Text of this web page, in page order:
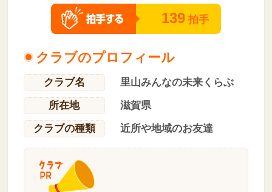
139 拍手
クラブのプロフィール
クラブ名
里山みんなの未来くらぶ
所在地
滋賀県
クラブの種類
近所や地域のお友達